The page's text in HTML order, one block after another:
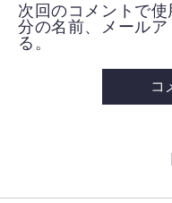
次回のコメントで
分の名前、メール
る。